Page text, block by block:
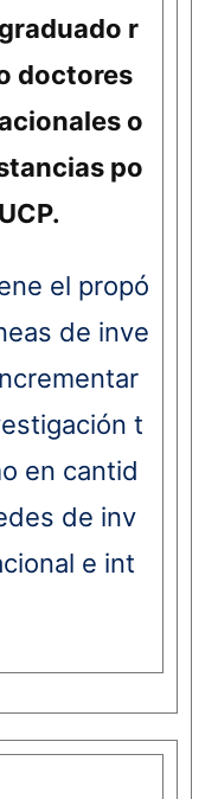
r
doctores
o
po
el propó
de inve
t
en cantid
de inv
e int